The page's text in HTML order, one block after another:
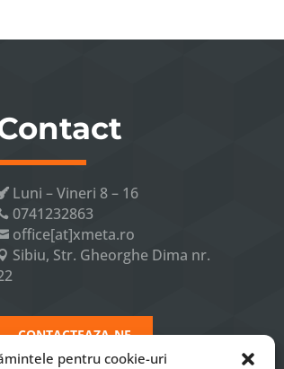
pentru cookie-uri
Luni – Vineri 8 – 16
0741232863
office[at]xmeta.ro
Sibiu, Str. Gheorghe Dima nr.
CONTACTEAZA-NE